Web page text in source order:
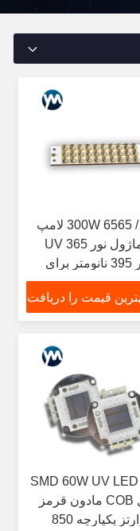
300W 6565 / 6868 لامپ
پخت ماژول نور UV 365
نانومتر 395 نانومتر برای
چاپ
قیمت را دریافت
5256 SMD 60W UV LED
ماژول COB مادون قرمز
لنز کوارتز یکپارچه 850